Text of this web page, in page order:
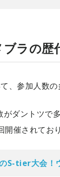
ラの歴
、参加人数
ダントツで
催されており
のS-tier大会！